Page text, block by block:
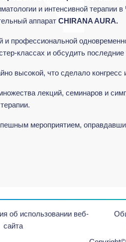
и интенсивной
аппарат CHIRANA AURA.
профессиональной
классах и обсудить
высокой, что сделало
лекций, семинаров и
мероприятием,
об использовании веб-
сайта